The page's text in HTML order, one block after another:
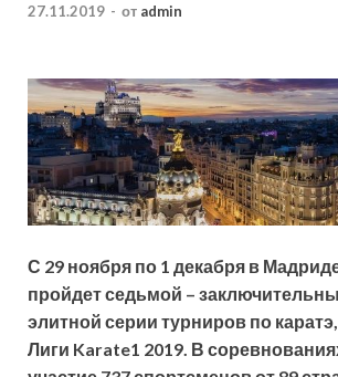
27.11.2019 - от admin
С 29 ноября по 1 декабря в
пройдет седьмой –
элитной серии турниров по
Лиги Karate1 2019. В